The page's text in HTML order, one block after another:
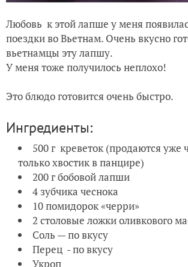
Любовь к этой лапше у меня
поездки во Вьетнам. Очень вкусно
вьетнамцы эту лапшу.
У меня тоже получилось неплохо!
Это блюдо готовится очень быстро.
Ингредиенты:
500 г креветок (продаются
только хвостик в панцире)
200 г бобовой лапши
4 зубчика чеснока
10 помидорок «черри»
2 столовые ложки оливкового
Соль — по вкусу
Перец - по вкусу
Укроп